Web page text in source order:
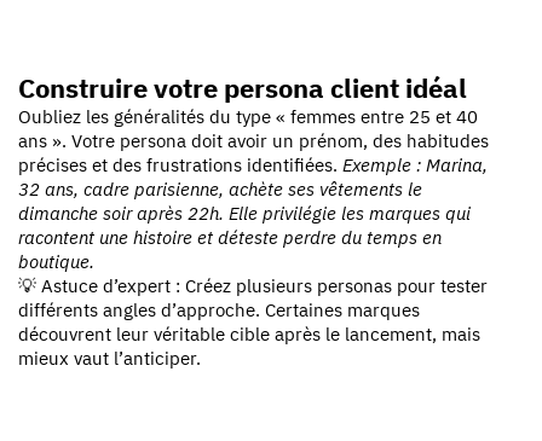
Construire votre persona client idéal
Oubliez les généralités du type « femmes entre 25 et 40
ans ». Votre persona doit avoir un prénom, des habitudes
précises et des frustrations identifiées. Exemple : Marina,
32 ans, cadre parisienne, achète ses vêtements le
dimanche soir après 22h. Elle privilégie les marques qui
racontent une histoire et déteste perdre du temps en
boutique.
💡 Astuce d’expert : Créez plusieurs personas pour tester
différents angles d’approche. Certaines marques
découvrent leur véritable cible après le lancement, mais
mieux vaut l’anticiper.